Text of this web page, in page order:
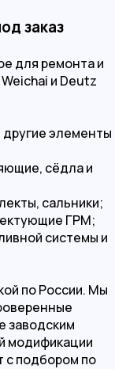
заказ
для ремонта и
и Deutz
другие элементы
сёдла и
сальники;
ГРМ;
системы и
по России. Мы
заводским
модификации
с подбором по